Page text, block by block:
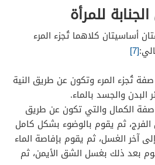
للمرأة
أساسيتان كلاهما تُجزء المرء
[7]
تُجزء المرء وتكون عن طريق النية
والجسد بالماء.
الكمال والتي تكون عن طريق
ثم يقوم بالوضوء بشكل كامل
آخر الغسل، ثم يقوم بإفاصة الماء
بعد ذلك بغسل الشق الأيمن، ثم